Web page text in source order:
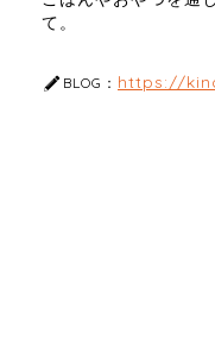
て。
BLOG： https://